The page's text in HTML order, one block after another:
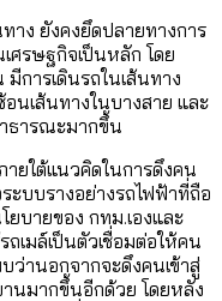
าง ยังคงยึดปลายทางการ
ศรษฐกิจเป็นหลัก โดย
การเดินรถในเส้นทาง
นเส้นทางในบางสาย และ
าธารณะมากขึ้น
ายใต้แนวคิดในการดึงคน
บบรางอย่างรถไฟฟ้าที่ถือ
บายของ กทม.เองและ
เมล์เป็นตัวเชื่อมต่อให้คน
ว่านอกจากจะดึงคนเข้าสู่
านมากขึ้นอีกด้วย โดยหลัง